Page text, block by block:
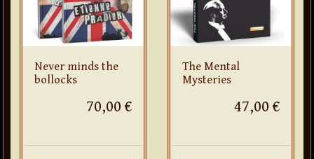
Never minds the
bollocks
70,00 €
The Mental
Mysteries
47,00 €